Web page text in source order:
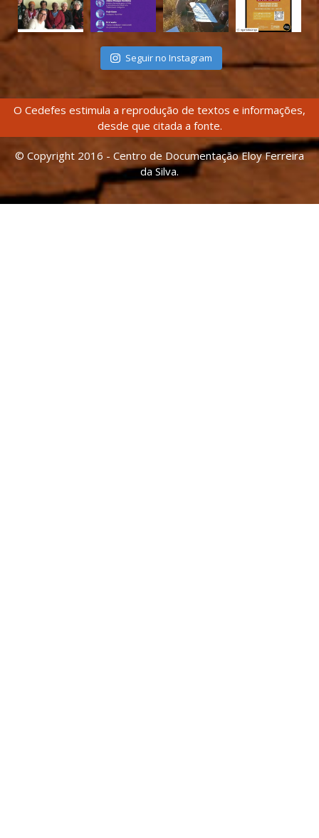
Seguir no Instagram
O Cedefes estimula a reprodução de textos e informações,
desde que citada a fonte.
© Copyright 2016 - Centro de Documentação Eloy Ferreira
da Silva.